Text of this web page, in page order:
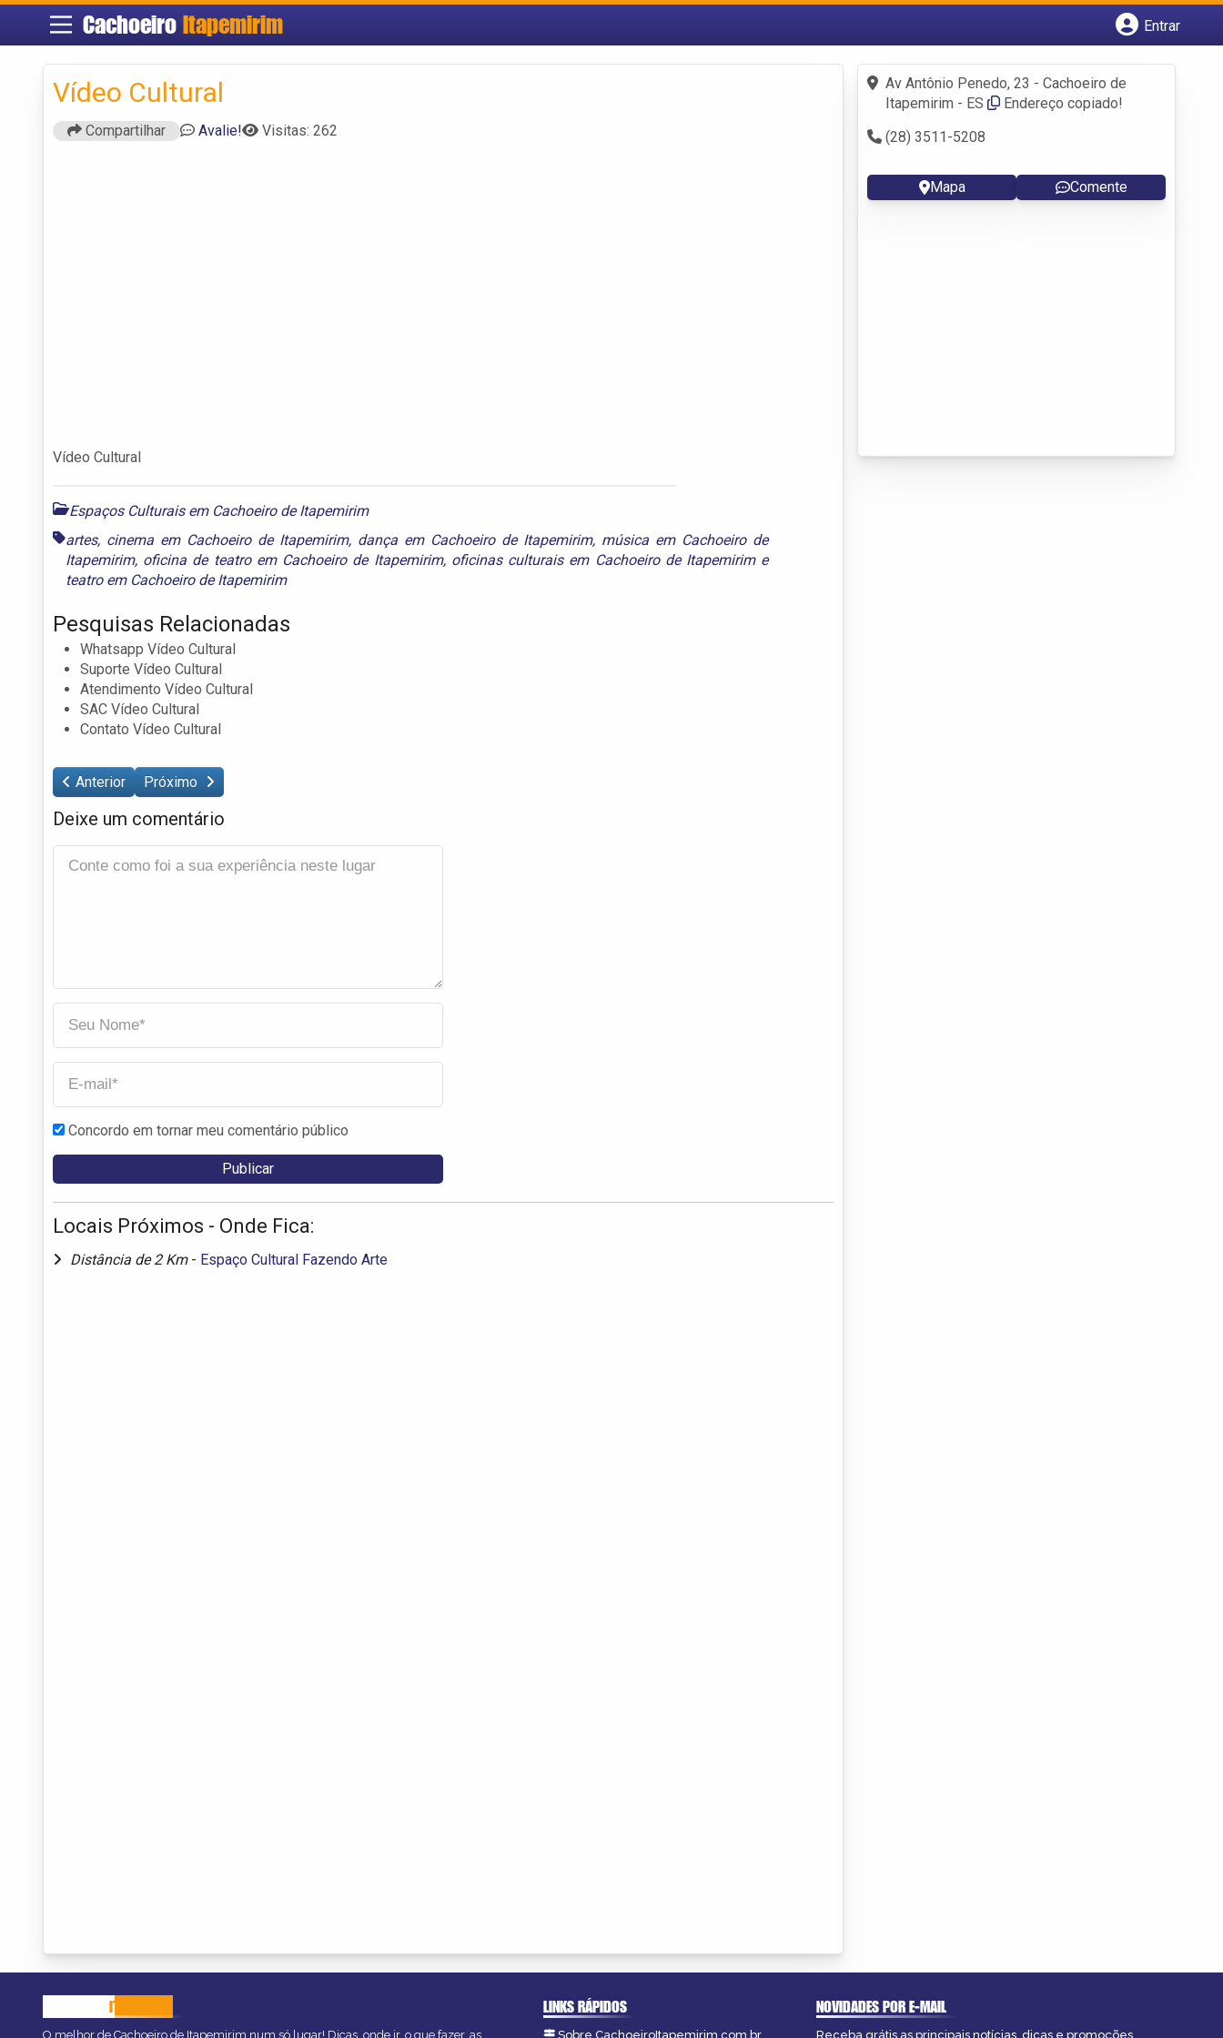
Cachoeiro Itapemirim
Entrar
Fazer login
Criar conta
Vídeo Cultural
Compartilhar Avalie! Visitas: 262
Vídeo Cultural
Espaços Culturais em Cachoeiro de Itapemirim
artes, cinema em Cachoeiro de Itapemirim, dança em Cachoeiro de Itapemirim, música em Cachoeiro de
Itapemirim, oficina de teatro em Cachoeiro de Itapemirim, oficinas culturais em Cachoeiro de Itapemirime
teatro em Cachoeiro de Itapemirim
Pesquisas Relacionadas
Whatsapp Vídeo Cultural
Suporte Vídeo Cultural
Atendimento Vídeo Cultural
SAC Vídeo Cultural
Contato Vídeo Cultural
Anterior Próximo
Deixe um comentário
Concordo em tornar meu comentário público
Locais Próximos - Onde Fica:
Distância de 2 Km - Espaço Cultural Fazendo Arte
Av Antônio Penedo, 23 - Cachoeiro de
Itapemirim - ES
Endereço copiado!
(28) 3511-5208
Mapa Comente
ITAPEMIRIM
O melhor de Cachoeiro de Itapemirim num só lugar! Dicas, onde ir, o que fazer, as
LINKS RÁPIDOS
Sobre CachoeiroItapemirim.com.br
NOVIDADES POR E-MAIL
Receba grátis as principais notícias, dicas e promoções